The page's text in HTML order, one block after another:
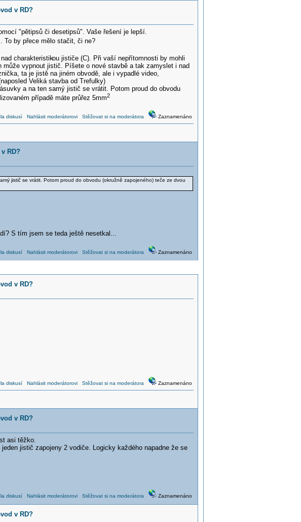
v RD?
"pětipsů či desetipsů". Vaše řešení je lepší.
To by přece mělo stačit, či ne?
charakteristikou jističe (C). Při vaší nepřítomnosti by mohli
vypnout jistič. Píšete o nové stavbě a tak zamyslet i nad
ta je jistě na jiném obvodě, ale i vypadlé video,
Veliká stavba od Trefulky)
a na ten samý jistič se vrátit. Potom proud do obvodu
případě máte průřez 5mm2
diskusí Nahlásit moderátorovi Stěžovat si na moderátora Zaznamenáno
RD?
jistič se vrátit. Potom proud do obvodu (okružně zapojeného) teče ze dvou
S tím jsem se teda ještě nesetkal...
diskusí Nahlásit moderátorovi Stěžovat si na moderátora Zaznamenáno
v RD?
diskusí Nahlásit moderátorovi Stěžovat si na moderátora Zaznamenáno
v RD?
asi těžko.
jistič zapojeny 2 vodiče. Logicky každého napadne že se
diskusí Nahlásit moderátorovi Stěžovat si na moderátora Zaznamenáno
v RD?